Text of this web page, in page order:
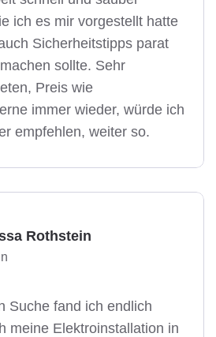
ich es mir vorgestellt hatte
Sicherheitstipps parat
sollte. Sehr
Preis wie
immer wieder, würde ich
empfehlen, weiter so.
Rothstein
Suche fand ich endlich
meine Elektroinstallation in